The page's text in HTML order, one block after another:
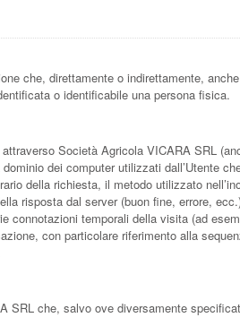
che, direttamente o indirettamente,
o identificabile una persona fisica.
Società Agricola VICARA SRL
dei computer utilizzati dall’Utente
della richiesta, il metodo utilizzato
risposta dal server (buon fine, errore,
connotazioni temporali della visita (ad
con particolare riferimento alla
SRL che, salvo ove diversamente